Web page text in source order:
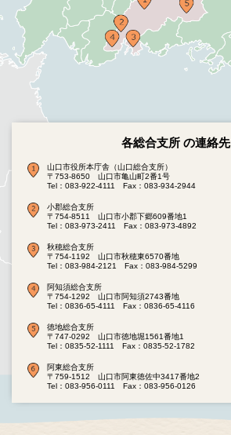
各総合支所 の連絡先
山口市役所本庁舎（山口総合支所）
〒753-8650 山口市亀山町2番1号
Tel：083-922-4111
Fax：083-934-2944
小郡総合支所
〒754-8511 山口市小郡下郷609番地1
Tel：083-973-2411
Fax：083-973-4892
秋穂総合支所
〒754-1192 山口市秋穂東6570番地
Tel：083-984-2121
Fax：083-984-5299
阿知須総合支所
〒754-1292 山口市阿知須2743番地
Tel：0836-65-4111
Fax：0836-65-4116
徳地総合支所
〒747-0292 山口市徳地堀1561番地1
Tel：0835-52-1111
Fax：0835-52-1782
阿東総合支所
〒759-1512 山口市阿東徳佐中3417番地2
Tel：083-956-0111
Fax：083-956-0126